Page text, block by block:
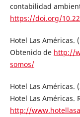
contabilidad
https://doi.org/
Hotel Las Américas.
Obtenido de http://
somos/
Hotel Las Américas.
Hotel Las Américas.
http://